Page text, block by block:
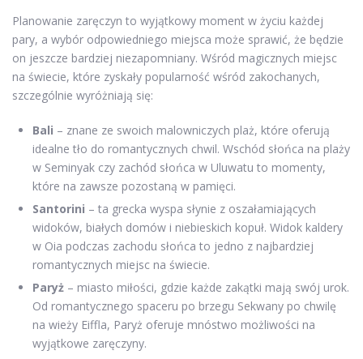
Planowanie zaręczyn to wyjątkowy moment w życiu każdej
pary, a wybór odpowiedniego miejsca może sprawić, że będzie
on jeszcze bardziej niezapomniany. Wśród magicznych miejsc
na świecie, które zyskały popularność wśród zakochanych,
szczególnie wyróżniają się:
Bali – znane ze swoich malowniczych plaż, które oferują
idealne tło do romantycznych chwil. Wschód słońca na plaży
w Seminyak czy zachód słońca w Uluwatu to momenty,
które na zawsze pozostaną w pamięci.
Santorini – ta grecka wyspa słynie z oszałamiających
widoków, białych domów i niebieskich kopuł. Widok kaldery
w Oia podczas zachodu słońca to jedno z najbardziej
romantycznych miejsc na świecie.
Paryż – miasto miłości, gdzie każde zakątki mają swój urok.
Od romantycznego spaceru po brzegu Sekwany po chwilę
na wieży Eiffla, Paryż oferuje mnóstwo możliwości na
wyjątkowe zaręczyny.